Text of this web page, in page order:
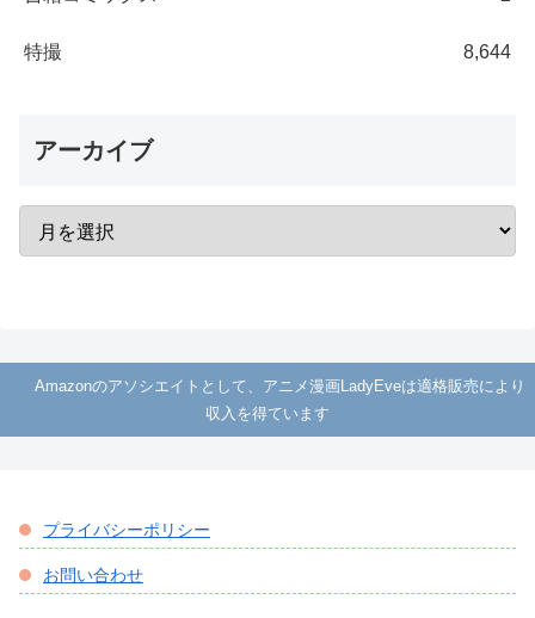
特撮 8,644
アーカイブ
Amazonのアソシエイトとして、アニメ漫画LadyEveは適格販売により
収入を得ています
プライバシーポリシー
お問い合わせ